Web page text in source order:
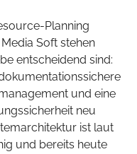
Planning
Soft stehen
entscheidend sind:
und eine
neu
ist laut
und bereits heute